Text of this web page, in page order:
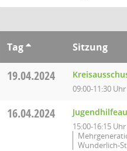
Tag Sitzung
19.04.2024
09:00-11:30 Uhr
16.04.2024
15:00-16:15 Uhr
Wunderlich-